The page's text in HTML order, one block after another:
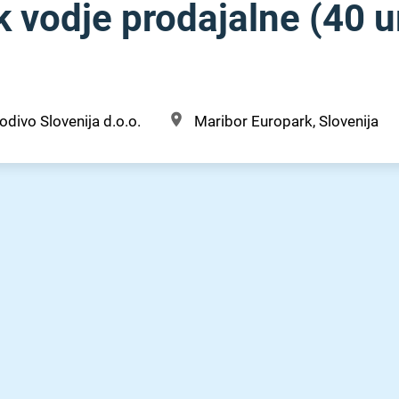
vodje prodajalne (40
Slovenija d.o.o. Maribor Europark, Slovenija